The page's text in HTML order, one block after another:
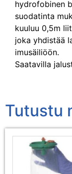
hydrofobinen
suodatinta
kuuluu 0,5m
joka yhdistää
imusäiliöön.
Saatavilla
Tutustu